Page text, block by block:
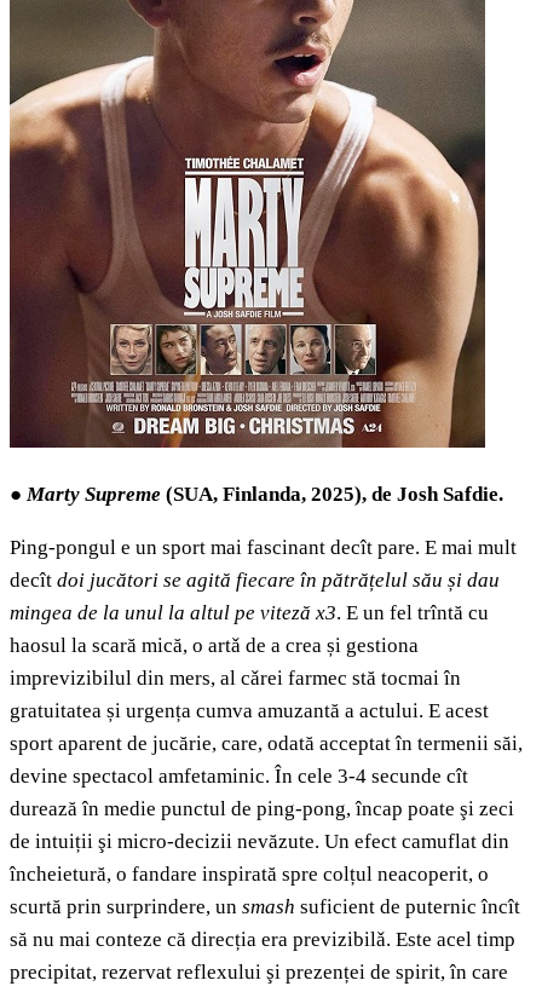
● Marty Supreme (SUA, Finlanda, 2025), de Josh Safdie.
Ping-pongul e un sport mai fascinant decît pare. E mai mult
decît doi jucători se agită fiecare în pătrățelul său și dau
mingea de la unul la altul pe viteză x3. E un fel trîntă cu
haosul la scară mică, o artǎ de a crea și gestiona
imprevizibilul din mers, al cǎrei farmec stă tocmai în
gratuitatea și urgența cumva amuzantă a actului. E acest
sport aparent de jucărie, care, odată acceptat în termenii săi,
devine spectacol amfetaminic. În cele 3-4 secunde cît
durează în medie punctul de ping-pong, încap poate şi zeci
de intuiții şi micro-decizii nevăzute. Un efect camuflat din
încheietură, o fandare inspirată spre colțul neacoperit, o
scurtă prin surprindere, un smash suficient de puternic încît
să nu mai conteze că direcția era previzibilǎ. Este acel timp
precipitat, rezervat reflexului şi prezenței de spirit, în care